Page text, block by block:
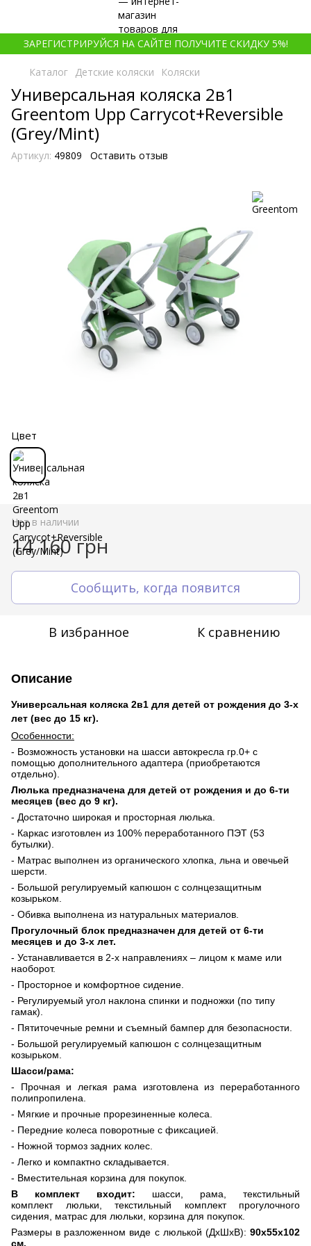
ЗАРЕГИСТРИРУЙСЯ НА САЙТЕ! ПОЛУЧИТЕ СКИДКУ 5%!
Каталог Детские коляски Коляски
Универсальная коляска 2в1
Greentom Upp Carrycot+Reversible
(Grey/Mint)
Артикул: 49809 Оставить отзыв
Цвет
Нет в наличии
14 160 грн
Сообщить, когда появится
В избранное К сравнению
Описание
Универсальная коляска 2в1 для детей от рождения до 3-х
лет (вес до 15 кг).
Особенности:
- Возможность установки на шасси автокресла гр.0+ с
помощью дополнительного адаптера (приобретаются
отдельно).
Люлька предназначена для детей от рождения и до 6-ти
месяцев (вес до 9 кг).
- Достаточно широкая и просторная люлька.
- Каркас изготовлен из 100% переработанного ПЭТ (53
бутылки).
- Матрас выполнен из органического хлопка, льна и овечьей
шерсти.
- Большой регулируемый капюшон с солнцезащитным
козырьком.
- Обивка выполнена из натуральных материалов.
Прогулочный блок предназначен для детей от 6-ти
месяцев и до 3-х лет.
- Устанавливается в 2-х направлениях – лицом к маме или
наоборот.
- Просторное и комфортное сидение.
- Регулируемый угол наклона спинки и подножки (по типу
гамак).
- Пятиточечные ремни и съемный бампер для безопасности.
- Большой регулируемый капюшон с солнцезащитным
козырьком.
Шасси/рама:
- Прочная и легкая рама изготовлена из переработанного
полипропилена.
- Мягкие и прочные прорезиненные колеса.
- Передние колеса поворотные с фиксацией.
- Ножной тормоз задних колес.
- Легко и компактно складывается.
- Вместительная корзина для покупок.
В комплект входит: шасси, рама, текстильный
комплект люльки, текстильный комплект прогулочного
сидения, матрас для люльки , корзина для покупок.
Размеры в разложенном виде с люлькой (ДхШхВ): 90х55х102
см.